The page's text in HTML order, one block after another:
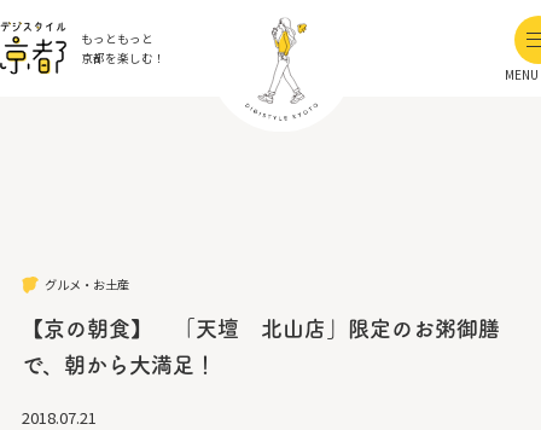
もっともっと
京都を楽しむ！
MENU
グルメ・お土産
【京の朝食】 「天壇 北山店」限定のお粥御膳
で、朝から大満足！
2018.07.21